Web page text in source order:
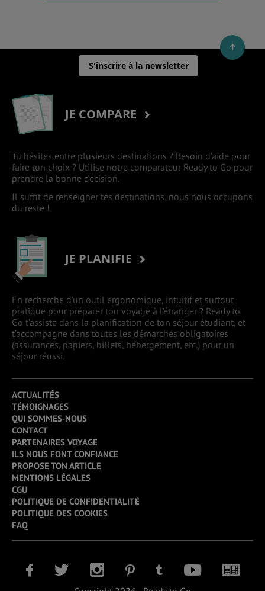
S'inscrire à la newsletter
JE COMPARE
Tu hésites entre plusieurs destinations ? Besoin d’aide pour
faire ton choix ? Utilise notre comparateur Ready to Go pour
prendre la bonne décision.
Il suffit de renseigner tes destinations, nous nous occupons
du reste !
JE PLANIFIE
En recherche d’un outil ergonomique, intuitif et surtout
pratique pour préparer ton voyage à l’étranger ? Ready to
Go t’assiste dans la planification de ton séjour étudiant, et
t’accompagne dans toutes les démarches obligatoires
(assurances, papiers, billets, hébergement, etc.) pour un
séjour réussi.
ACTUALITÉS
TÉMOIGNAGES
QUI SOMMES-NOUS
CONTACT
PARTENAIRES VOYAGE
ILS NOUS FONT CONFIANCE
PROPOSE TON ARTICLE
MENTIONS LÉGALES
CGU
POLITIQUE DE CONFIDENTIALITÉ
POLITIQUE DES COOKIES
FAQ